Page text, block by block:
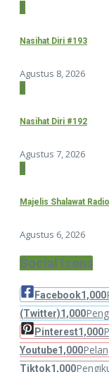
1
Nasihat Diri #193
Agustus 8, 2026
2
Nasihat Diri #192
Agustus 7, 2026
3
Majelis Shalawat
Agustus 6, 2026
Social Icons
Facebook1,000
(Twitter)1,000
Pinterest1,000
Youtube1,000
Tiktok1,000